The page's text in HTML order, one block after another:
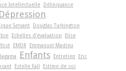
Intellectuelle
Délinquance
Dépression
Servant
Douglas Turkington
Echelles d'évaluation
Elise
EMDR
Emmanuel Madieu
Enfants Entretien
Eric
Estelle Fall
Estime de soi